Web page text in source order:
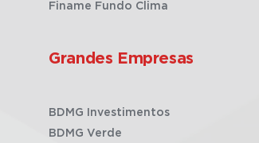
Finame Fundo Clima
Grandes Empresas
BDMG Investimentos
BDMG Verde